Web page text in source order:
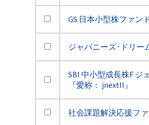
GS 日本小型株ファン
ジャパニーズ･ドリー
SBI 中小型成長株F ジ
『愛称： jnextII』
社会課題解決応援フ